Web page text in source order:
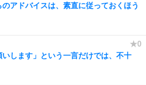
アドバイスは、素直に従っておくほう
いします」という一言だけでは、不十